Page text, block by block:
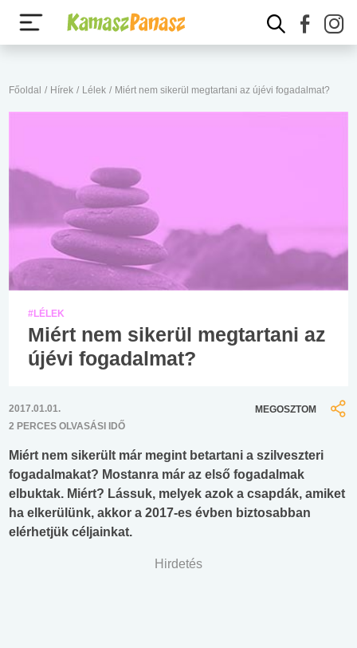
Főoldal / Hírek / Lélek / Miért nem sikerül megtartani az újévi fogadalmat?
#LÉLEK
Miért nem sikerül megtartani az
újévi fogadalmat?
2017.01.01.
2 PERCES OLVASÁSI IDŐ
MEGOSZTOM
Miért nem sikerült már megint betartani a szilveszteri
fogadalmakat? Mostanra már az első fogadalmak
elbuktak. Miért? Lássuk, melyek azok a csapdák, amiket
ha elkerülünk, akkor a 2017-es évben biztosabban
elérhetjük céljainkat.
Hirdetés